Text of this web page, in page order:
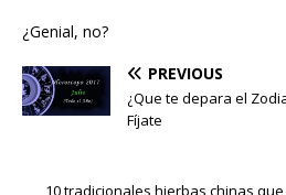
¿Genial, no?
PREVIOUS
¿Que te depara el
Fíjate
10 tradicionales hierbas chinas